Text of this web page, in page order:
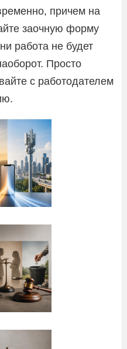
причем на
заочную форму
работа не будет
Просто
с работодателем